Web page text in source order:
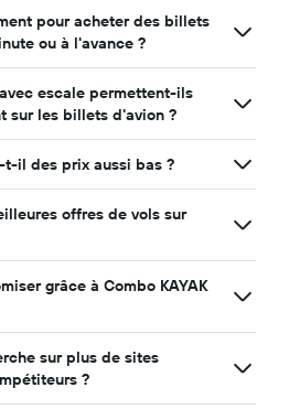
pour acheter des billets
ou à l'avance ?
escale permettent-ils
sur les billets d'avion ?
t-il des prix aussi bas ?
offres de vols sur
grâce à Combo KAYAK
sur plus de sites
?